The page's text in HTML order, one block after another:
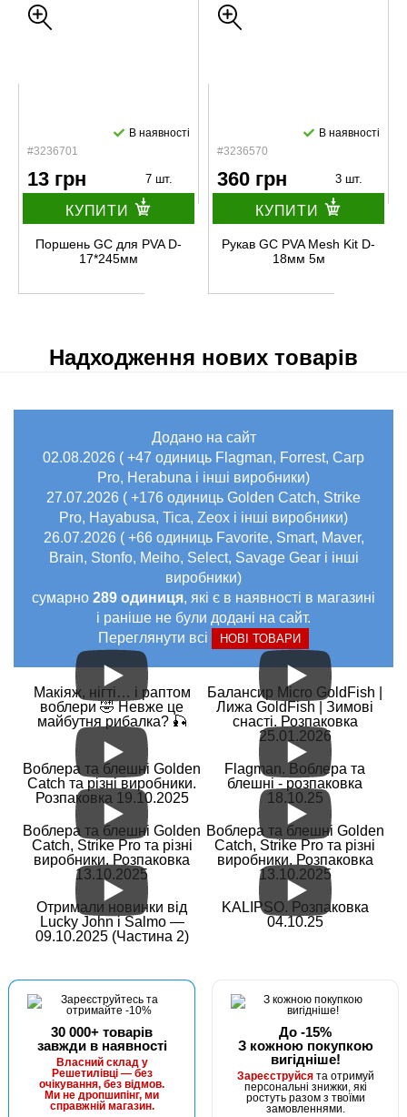
#3236701
В наявності
13 грн 7 шт.
КУПИТИ
Поршень GC для PVA D-
17*245мм
#3236570
В наявності
360 грн 3 шт.
КУПИТИ
Рукав GC PVA Mesh Kit D-
18мм 5м
Надходження нових товарів
Додано на сайт
02.08.2026 ( +47 одиниць Flagman, Forrest, Carp
Pro, Herabuna і інші виробники)
27.07.2026 ( +176 одиниць Golden Catch, Strike
Pro, Hayabusa, Tica, Zeox і інші виробники)
26.07.2026 ( +66 одиниць Favorite, Smart, Maver,
Brain, Stonfo, Meiho, Select, Savage Gear і інші
виробники)
сумарно 289 одиниця, які є в наявності в магазині
і раніше не були додані на сайт.
Переглянути всі
НОВІ ТОВАРИ
Макіяж, нігті… і раптом
воблери 🤣 Невже це
майбутня рибалка? 🎣
Балансир Micro GoldFish |
Лижа GoldFish | Зимові
снасті. Розпаковка
25.01.2026
Воблера та блешні Golden
Catch та різні виробники.
Розпаковка 19.10.2025
Flagman. Воблера та
блешні - розпаковка
18.10.25
Воблера та блешні Golden
Catch, Strike Pro та різні
виробники. Розпаковка
13.10.2025
Воблера та блешні Golden
Catch, Strike Pro та різні
виробники. Розпаковка
13.10.2025
Отримали новинки від
Lucky John і Salmo —
09.10.2025 (Частина 2)
KALIPSO. Розпаковка
04.10.25
30 000+ товарів
завжди в наявності
Власний склад у
Решетилівці — без
очікування, без відмов.
Ми не дропшипінг, ми
справжній магазин.
До -15%
З кожною покупкою
вигідніше!
Зареєструйсята отримуй
персональні знижки, які
ростуть разом з твоїми
замовленнями.